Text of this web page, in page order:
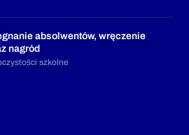
absolwentów, wręczenie
nagród
szkolne